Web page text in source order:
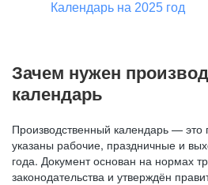
Календарь на 2025 год
Зачем нужен
календарь
Производственный календарь — это
указаны рабочие, праздничные и
года. Документ основан на нормах
законодательства и утверждён